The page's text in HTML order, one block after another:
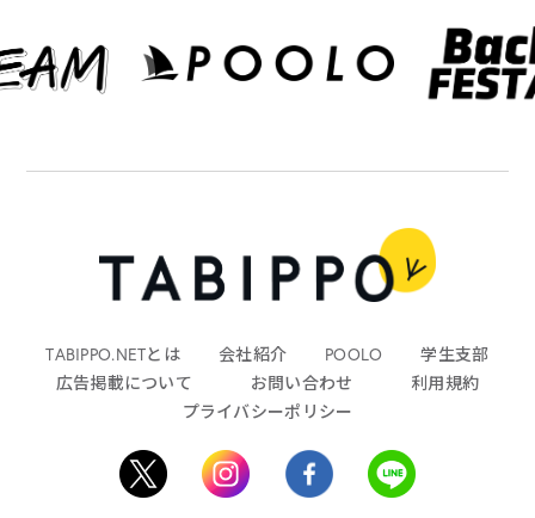
TABIPPO.NETとは 会社紹介 POOLO
学生支部
広告掲載について
お問い合わせ
利用規約
プライバシーポリシー